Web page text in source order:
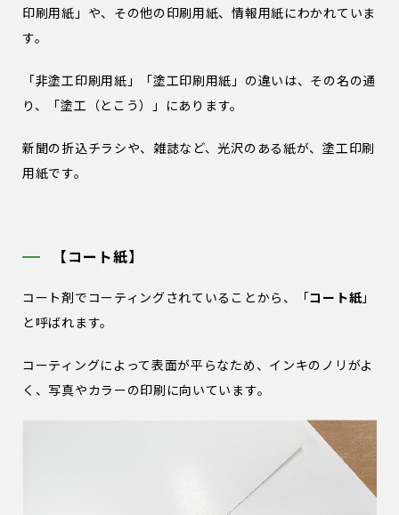
印刷用紙」や、その他の印刷用紙、情報用紙にわかれていま
す。
「非塗工印刷用紙」「塗工印刷用紙」の違いは、その名の通
り、「塗工 （とこう） 」にあります。
新聞の折込チラシや、雑誌など、光沢のある紙が、塗工印刷
用紙です。
【コート紙】
コート剤でコーティングされていることから、「コート紙 」
と呼ばれます。
コーティングによって表面が平らなため、インキのノリがよ
く、写真やカラーの印刷に向いています。